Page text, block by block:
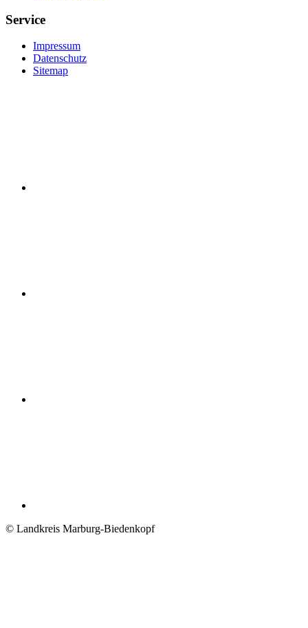
Service
Impressum
Datenschutz
Sitemap
© Landkreis Marburg-Biedenkopf